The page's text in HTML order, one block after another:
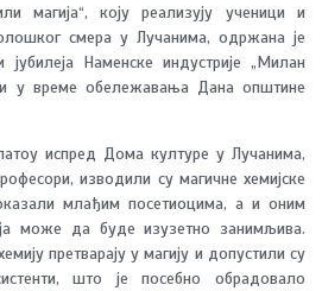
магија“, коју реализују ученици и
смера у Лучанима, одржана је
Наменске индустрије „Милан
у време обележавања Дана општине
испред Дома културе у Лучанима,
изводили су магичне хемијске
млађим посетиоцима, а и оним
може да буде изузетно занимљива.
претварају у магију и допустили су
што је посебно обрадовало